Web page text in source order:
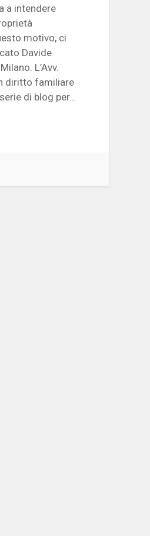
a intendere
motivo, ci
Davide
L’Avv.
diritto familiare
di blog per…